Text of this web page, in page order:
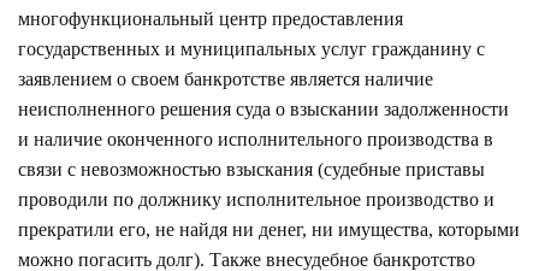
многофункциональный центр предоставления
государственных и муниципальных услуг гражданину с
заявлением о своем банкротстве является наличие
неисполненного решения суда о взыскании задолженности
и наличие оконченного исполнительного производства в
связи с невозможностью взыскания (судебные приставы
проводили по должнику исполнительное производство и
прекратили его, не найдя ни денег, ни имущества, которыми
можно погасить долг). Также внесудебное банкротство